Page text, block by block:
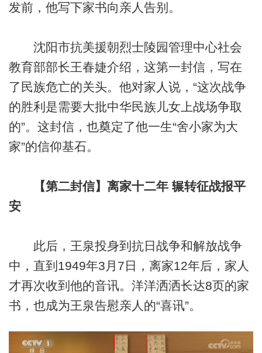
发前，他写下家书向亲人告别。
沈阳市抗美援朝烈士陵园管理中心社会
教育部部长王春婕介绍，这第一封信，写在
了民族危亡的关头。他对家人说，“这次战争
的胜利是需要大批中华民族儿女上战场争取
的”。这封信，也奠定了他一生“舍小家为大
家”的信仰基石。
【第二封信】离家十二年 辗转征战报平
安
此后，王泉投身到抗日战争和解放战争
中，直到1949年3月7日，离家12年后，家人
才再次收到他的音讯。洋洋洒洒长达8页的家
书，也成为王泉告慰亲人的“喜讯”。